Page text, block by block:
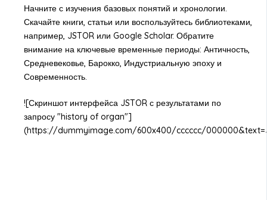
Начните с изучения базовых понятий и хронологии.
Скачайте книги, статьи или воспользуйтесь библиотеками,
например, JSTOR или Google Scholar. Обратите
внимание на ключевые временные периоды: Античность,
Средневековье, Барокко, Индустриальную эпоху и
Современность.
![Скриншот интерфейса JSTOR с результатами по
запросу "history of organ"]
(https://dummyimage.com/600x400/cccccc/